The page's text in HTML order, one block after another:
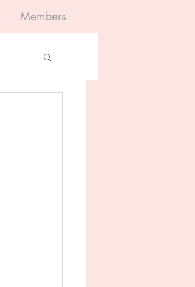
Members